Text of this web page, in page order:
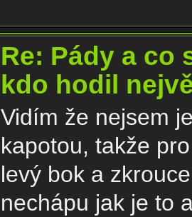
Re: Pády a co
kdo hodil
Vidím že nejsem
kapotou, takže
levý bok a
nechápu jak je to